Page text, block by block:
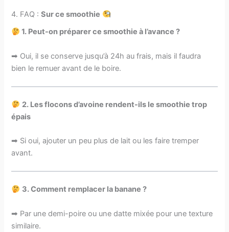
4. FAQ :Sur ce smoothie
1. Peut-on préparer ce smoothie à l’avance ?
➡ Oui, il se conserve jusqu’à 24h au frais, mais il faudra
bien le remuer avant de le boire.
2. Les flocons d’avoine rendent-ils le smoothie trop
épais
➡ Si oui, ajouter un peu plus de lait ou les faire tremper
avant.
3.Comment remplacer la banane ?
➡ Par une demi-poire ou une datte mixée pour une texture
similaire.